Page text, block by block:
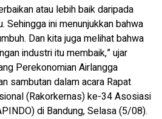
atau lebih baik daripada
Sehingga ini menunjukkan bahwa
Dan kita juga melihat bahwa
industri itu membaik,” ujar
Perekonomian Airlangga
sambutan dalam acara Rapat
(Rakorkernas) ke-34 Asosiasi
di Bandung, Selasa (5/08).